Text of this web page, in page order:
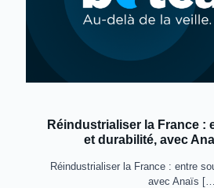
Réindustrialiser la France :
et durabilité, avec
Réindustrialiser la France : entre
avec Anaïs